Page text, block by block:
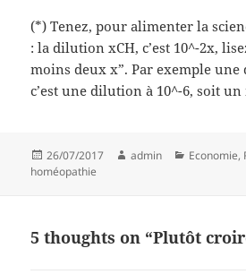
(*) Tenez, pour alimenter la
: la dilution xCH, c’est 10^-2x,
moins deux x”. Par exemple une
c’est une dilution à 10^-6, soit
Posted
on
26/07/2017 Author
admin Categories
Economie,
homéopathie
5 thoughts on “Plutôt